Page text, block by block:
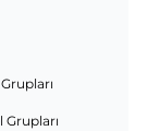
Grupları